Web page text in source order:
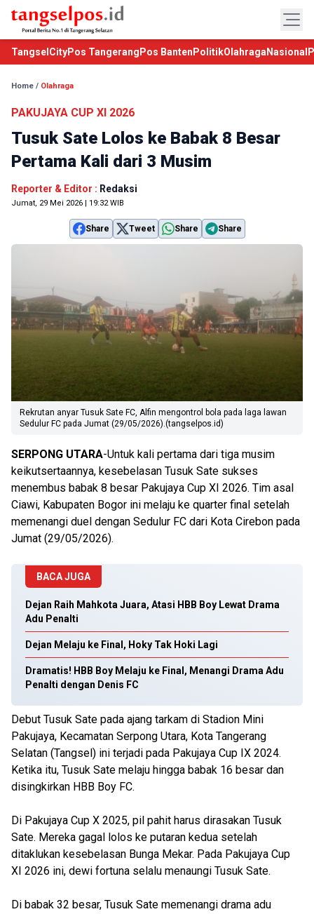
TangselCityPos Tangerang Pos Banten PolitikOlahraga Nasional
Home / Olahraga
PAKUJAYA CUP XI 2026
Tusuk Sate Lolos ke Babak 8 Besar
Pertama Kali dari 3 Musim
Reporter & Editor : Redaksi
Jumat, 29 Mei 2026 | 19:32 WIB
Share Tweet Share Share
Rekrutan anyar Tusuk Sate FC, Alfin mengontrol bola pada laga lawan
Sedulur FC pada Jumat (29/05/2026).(tangselpos.id)
SERPONG UTARA-Untuk kali pertama dari tiga musim
keikutsertaannya, kesebelasan Tusuk Sate sukses
menembus babak 8 besar Pakujaya Cup XI 2026. Tim asal
Ciawi, Kabupaten Bogor ini melaju ke quarter final setelah
memenangi duel dengan Sedulur FC dari Kota Cirebon pada
Jumat (29/05/2026).
BACA JUGA
Dejan Raih Mahkota Juara, Atasi HBB Boy Lewat Drama
Adu Penalti
Dejan Melaju ke Final, Hoky Tak Hoki Lagi
Dramatis! HBB Boy Melaju ke Final, Menangi Drama Adu
Penalti dengan Denis FC
Debut Tusuk Sate pada ajang tarkam di Stadion Mini
Pakujaya, Kecamatan Serpong Utara, Kota Tangerang
Selatan (Tangsel) ini terjadi pada Pakujaya Cup IX 2024.
Ketika itu, Tusuk Sate melaju hingga babak 16 besar dan
disingkirkan HBB Boy FC.
Di Pakujaya Cup X 2025, pil pahit harus dirasakan Tusuk
Sate. Mereka gagal lolos ke putaran kedua setelah
ditaklukan kesebelasan Bunga Mekar. Pada Pakujaya Cup
XI 2026 ini, dewi fortuna selalu menaungi Tusuk Sate.
Di babak 32 besar, Tusuk Sate memenangi drama adu